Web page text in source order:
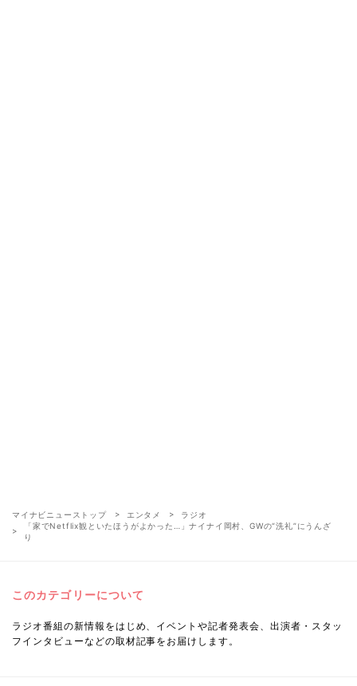
マイナビニューストップ エンタメ
ラジオ
「家でNetflix観といたほうがよかった…」ナイナイ岡村、GWの“洗礼”にうんざ
り
このカテゴリーについて
ラジオ番組の新情報をはじめ、イベントや記者発表会、出演者・スタッ
フインタビューなどの取材記事をお届けします。